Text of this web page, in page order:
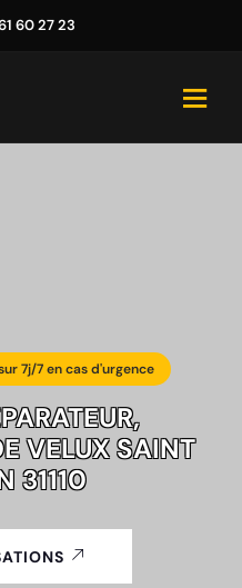
60 27 23
7j/7 en cas d'urgence
VELUX SAINT
31110